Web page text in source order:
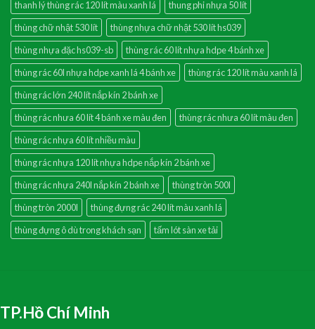
thanh lý thùng rác 120 lít màu xanh lá
thung phi nhựa 50 lít
thùng chữ nhật 530 lít
thùng nhựa chữ nhật 530 lít hs039
thùng nhựa đặc hs039-sb
thùng rác 60 lít nhựa hdpe 4 bánh xe
thùng rác 60l nhựa hdpe xanh lá 4 bánh xe
thùng rác 120 lít màu xanh lá
thùng rác lớn 240 lít nắp kín 2 bánh xe
thùng rác nhưa 60 lít 4 bánh xe màu đen
thùng rác nhưa 60 lít màu đen
thùng rác nhựa 60 lít nhiều màu
thùng rác nhựa 120 lít nhựa hdpe nắp kín 2 bánh xe
thùng rác nhựa 240l nắp kín 2 bánh xe
thùng tròn 500l
thùng tròn 2000l
thùng đựng rác 240 lít màu xanh lá
thùng đựng ô dù trong khách sạn
tấm lót sàn xe tải
TP.Hồ Chí Minh